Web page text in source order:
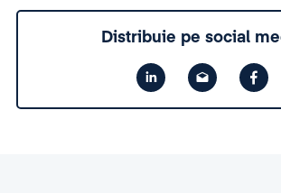
Distribuie pe social